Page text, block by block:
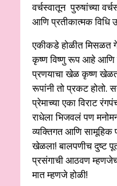
वर्चस्वातून पुरुषांच्या
आणि प्रतीकात्मक विधि
एकीकडे होळीत मिसळत
कृष्ण विष्णु रूप आहे आणि
प्रणयाचा खेळ कृष्ण
रूपांनी तो प्रकट
प्रेमाच्या एका विराट
राधेला भिजवलं पण
व्यक्तिगत आणि
खेळला! बालपणीच दुष्ट
प्रसंगाची आठवण
मात म्हणजे होळी!